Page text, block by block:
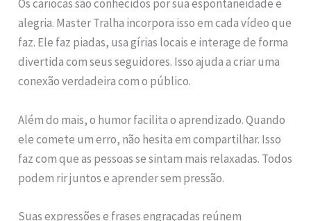
Os cariocas são conhecidos por sua espontaneidade e
alegria. Master Tralha incorpora isso em cada vídeo que
faz. Ele faz piadas, usa gírias locais e interage de forma
divertida com seus seguidores. Isso ajuda a criar uma
conexão verdadeira com o público.
Além do mais, o humor facilita o aprendizado. Quando
ele comete um erro, não hesita em compartilhar. Isso
faz com que as pessoas se sintam mais relaxadas. Todos
podem rir juntos e aprender sem pressão.
Suas expressões e frases engraçadas reúnem